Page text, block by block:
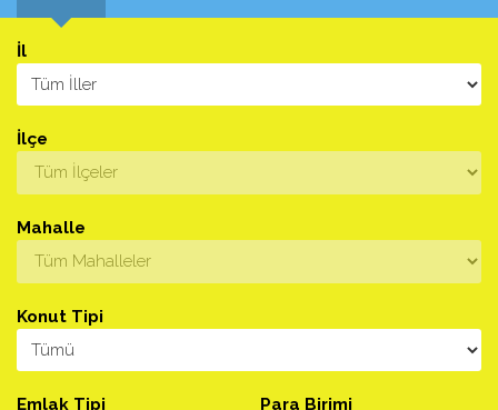
İl
İlçe
Mahalle
Konut Tipi
Emlak Tipi Para Birimi